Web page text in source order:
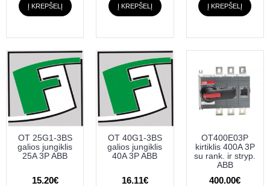
Į KREPŠELĮ Į KREPŠELĮ Į KREPŠELĮ
OT 25G1-3BS
galios jungiklis
25A 3P ABB
15.20€
OT 40G1-3BS
galios jungiklis
40A 3P ABB
16.11€
OT400E03P
kirtiklis 400A 3P
su rank. ir stryp.
ABB
400.00€